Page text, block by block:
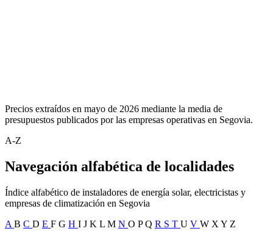
Precios extraídos en mayo de 2026 mediante la media de
presupuestos publicados por las empresas operativas en Segovia.
A-Z
Navegación alfabética de localidades
Índice alfabético de instaladores de energía solar, electricistas y
empresas de climatización en Segovia
A B C D E F G H I J K L M N O PQ R S T U V W X Y Z